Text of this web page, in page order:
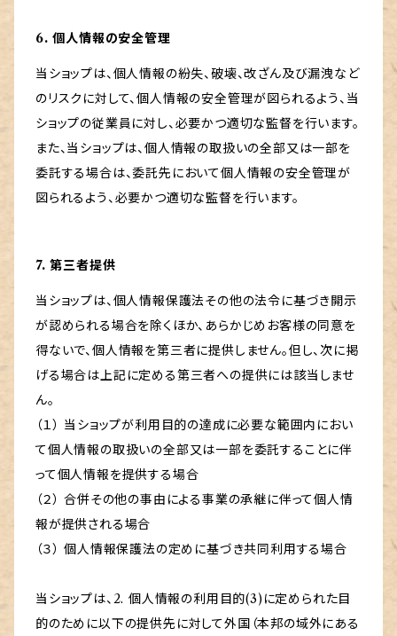
6. 個人情報の安全管理
当ショップは、個人情報の紛失、破壊、改ざん及び漏洩など
のリスクに対して、個人情報の安全管理が図られるよう、当
ショップの従業員に対し、必要かつ適切な監督を行います。
また、当ショップは、個人情報の取扱いの全部又は一部を
委託する場合は、委託先において個人情報の安全管理が
図られるよう、必要かつ適切な監督を行います。
7. 第三者提供
当ショップは、個人情報保護法その他の法令に基づき開示
が認められる場合を除くほか、あらかじめお客様の同意を
得ないで、個人情報を第三者に提供しません。但し、次に掲
げる場合は上記に定める第三者への提供には該当しませ
ん。
（１） 当ショップが利用目的の達成に必要な範囲内におい
て個人情報の取扱いの全部又は一部を委託することに伴
って個人情報を提供する場合
（２） 合併その他の事由による事業の承継に伴って個人情
報が提供される場合
（３） 個人情報保護法の定めに基づき共同利用する場合
当ショップは、2. 個人情報の利用目的(3)に定められた目
的のために以下の提供先に対して外国（本邦の域外にある